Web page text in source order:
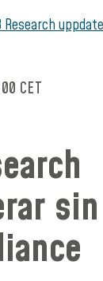
Research
CET